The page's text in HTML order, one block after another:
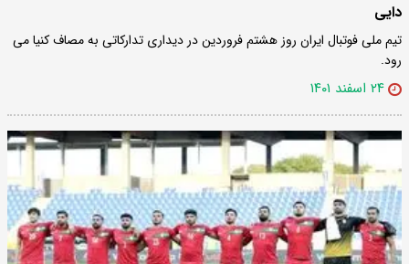
دایی
تیم ملی فوتبال ایران روز هشتم فروردین در دیداری تدارکاتی به مصاف کنیا می
رود.
۲۴ اسفند ۱۴۰۱